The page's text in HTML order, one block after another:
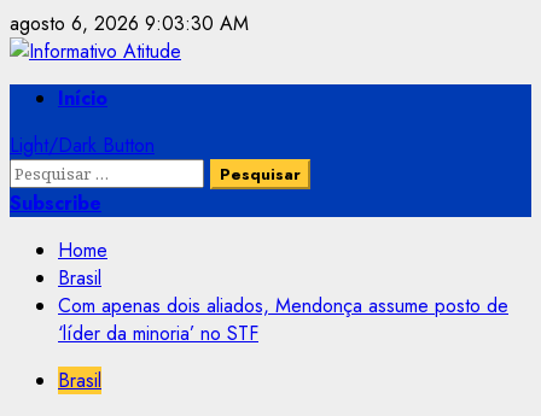
Skip
to
content
agosto 6, 2026 9:03:30 AM
PrimaryInício
Light/Dark Button
Pesquisar
por:
Subscribe
Home
Brasil
Com apenas dois aliados, Mendonça assume posto de
‘líder da minoria’ no STF
Brasil